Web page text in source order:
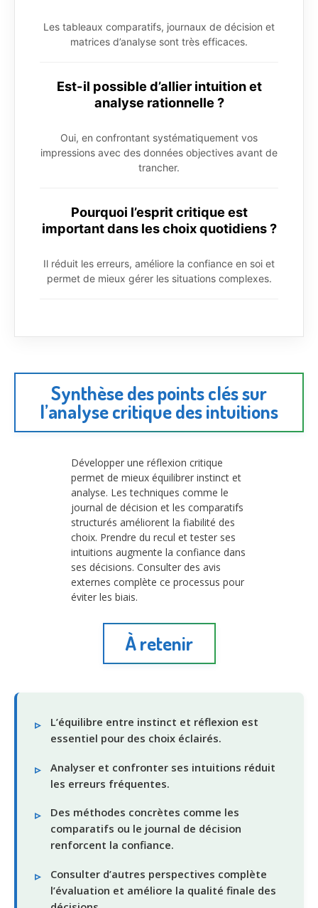
Les tableaux comparatifs, journaux de décision et
matrices d’analyse sont très efficaces.
Est-il possible d’allier intuition et
analyse rationnelle ?
Oui, en confrontant systématiquement vos
impressions avec des données objectives avant de
trancher.
Pourquoi l’esprit critique est
important dans les choix quotidiens ?
Il réduit les erreurs, améliore la confiance en soi et
permet de mieux gérer les situations complexes.
Synthèse des points clés sur
l’analyse critique des intuitions
Développer une réflexion critique
permet de mieux équilibrer instinct et
analyse. Les techniques comme le
journal de décision et les comparatifs
structurés améliorent la fiabilité des
choix. Prendre du recul et tester ses
intuitions augmente la confiance dans
ses décisions. Consulter des avis
externes complète ce processus pour
éviter les biais.
À retenir
L’équilibre entre instinct et réflexion est
essentiel pour des choix éclairés.
Analyser et confronter ses intuitions réduit
les erreurs fréquentes.
Des méthodes concrètes comme les
comparatifs ou le journal de décision
renforcent la confiance.
Consulter d’autres perspectives complète
l’évaluation et améliore la qualité finale des